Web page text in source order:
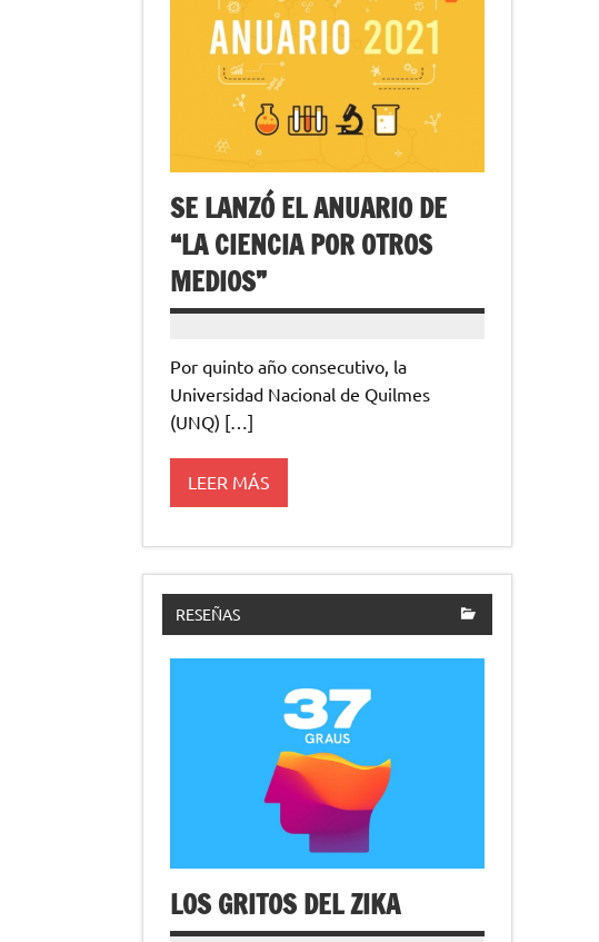
SE LANZÓ EL ANUARIO DE
“LA CIENCIA POR OTROS
MEDIOS”
Por quinto año consecutivo, la
Universidad Nacional de Quilmes
(UNQ) […]
LEER MÁS
RESEÑAS
LOS GRITOS DEL ZIKA